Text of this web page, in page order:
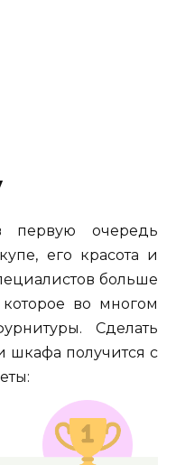
первую очередь
его красота и
больше
во многом
Сделать
получится с